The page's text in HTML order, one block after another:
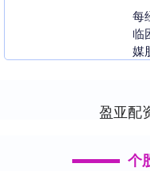
每
临
媒
盈亚配
个